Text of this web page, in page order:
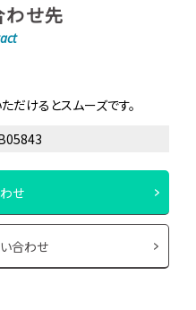
わせ先
だけるとスムーズです。
せ
合わせ